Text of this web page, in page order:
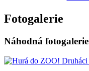
Fotogalerie
Náhodná fotogalerie